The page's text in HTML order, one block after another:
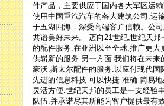
件产品，主要供应于国内各大军区运
使用中国重汽汽车的各大建筑公司.运
于五湖四海，深受高端客户信赖。公
共谱美好未来。 迈向21世纪,世纪天
的配件服务.在亚洲以至全球,推广更
供崭新的服务.另一方面.我们将在未
豪沃.斯太尔配件的服务.以应付现代
先进的信息科技.可以快捷.准确.简易
灵活方便.世纪天邦的员工是一支经验
队伍.并承诺尽其所能为客户提供最有